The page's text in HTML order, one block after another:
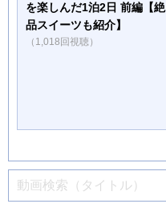
を楽しんだ1泊2日 前編【絶
品スイーツも紹介】
（1,018回視聴）